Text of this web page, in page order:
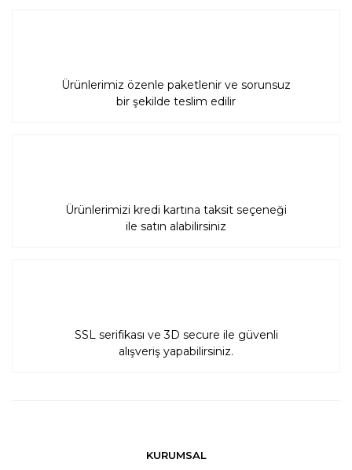
Ürünlerimiz özenle paketlenir ve sorunsuz
bir şekilde teslim edilir
Ürünlerimizi kredi kartına taksit seçeneği
ile satın alabilirsiniz
SSL serifikası ve 3D secure ile güvenli
alışveriş yapabilirsiniz.
KURUMSAL